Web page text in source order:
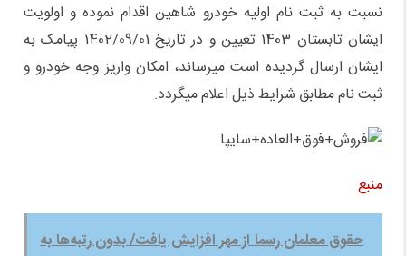
نسبت به ثبت نام اولیه خودرو شاهین اقدام نموده و اولویت
ایشان تابستان 1403 تعیین و در تاریخ 1402/09/01 پیامک به
ایشان ارسال گردیده است میرساند، امکان واریز وجه خودرو و
ثبت نام مطابق شرایط ذیل اعلام میگردد.
منبع
حقوق معلمان رسما از مهر افزایش یافت/ بدون رتبه‌ها به